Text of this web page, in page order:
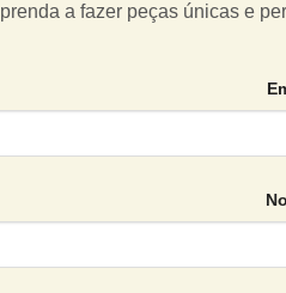
a fazer peças únicas e